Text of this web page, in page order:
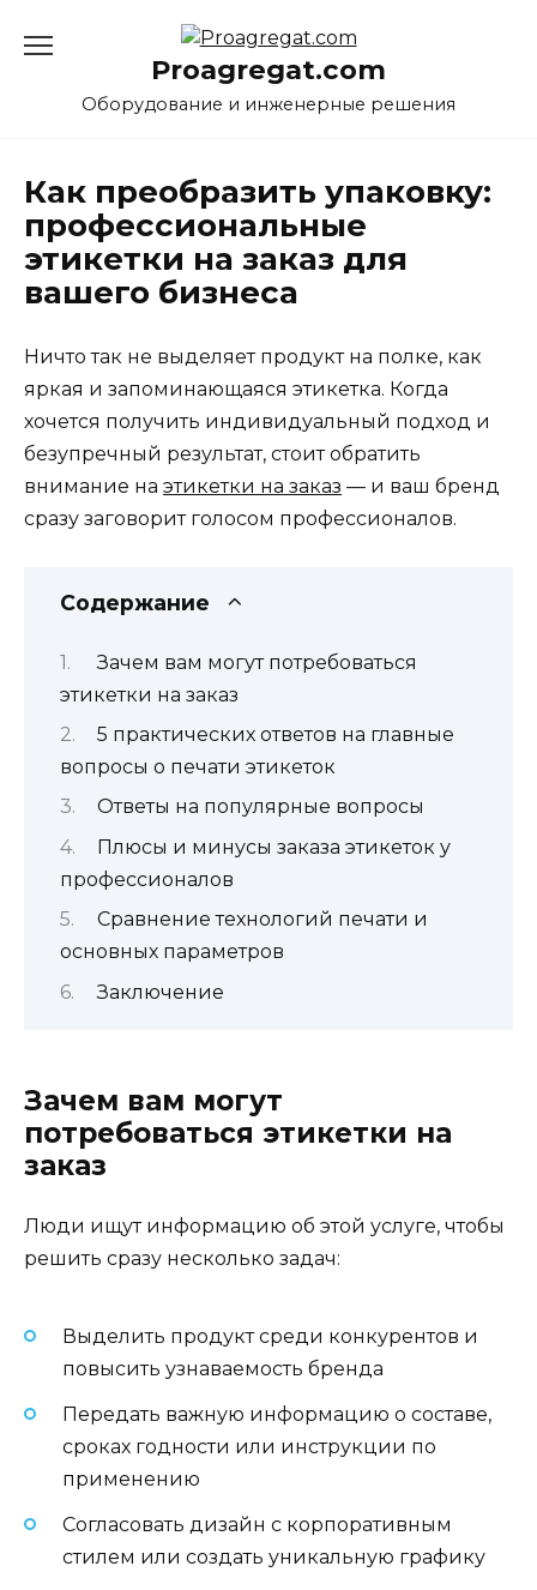
Proagregat.com
Оборудование и инженерные решения
Как преобразить упаковку:
профессиональные
этикетки на заказ для
вашего бизнеса
Ничто так не выделяет продукт на полке, как
яркая и запоминающаяся этикетка. Когда
хочется получить индивидуальный подход и
безупречный результат, стоит обратить
внимание на этикетки на заказ — и ваш бренд
сразу заговорит голосом профессионалов.
Содержание
Зачем вам могут потребоваться
этикетки на заказ
5 практических ответов на главные
вопросы о печати этикеток
Ответы на популярные вопросы
Плюсы и минусы заказа этикеток у
профессионалов
Сравнение технологий печати и
основных параметров
Заключение
Зачем вам могут
потребоваться этикетки на
заказ
Люди ищут информацию об этой услуге, чтобы
решить сразу несколько задач:
Выделить продукт среди конкурентов и
повысить узнаваемость бренда
Передать важную информацию о составе,
сроках годности или инструкции по
применению
Согласовать дизайн с корпоративным
стилем или создать уникальную графику